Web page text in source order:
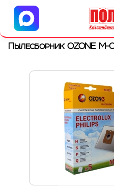
Центр
г.
Пылесборник OZONE